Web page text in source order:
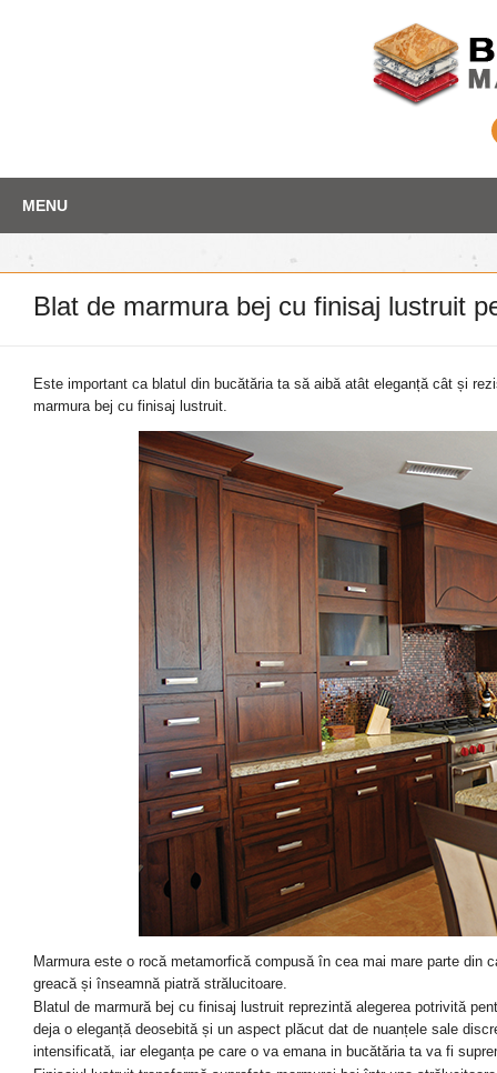
Depozit marmura
content
MENU
Blat de marmura bej cu finisaj lustruit
Este important ca blatul din bucătăria ta să aibă atât eleganță cât și
marmura bej cu finisaj lustruit.
Marmura este o rocă metamorfică compusă în cea mai mare parte
greacă și înseamnă piatră strălucitoare.
Blatul de marmură bej cu finisaj lustruit reprezintă alegerea potrivită
deja o eleganță deosebită și un aspect plăcut dat de nuanțele sale
intensificată, iar eleganța pe care o va emana in bucătăria ta va fi